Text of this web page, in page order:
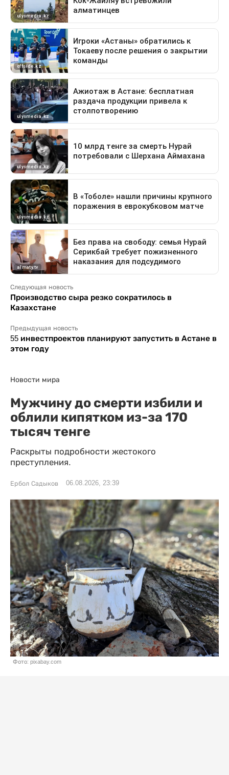
Следующая новость
Производство сыра резко сократилось в
Казахстане
Предыдущая новость
55 инвестпроектов планируют запустить в Астане в
этом году
Новости мира
Мужчину до смерти избили и
облили кипятком из-за 170
тысяч тенге
Раскрыты подробности жестокого
преступления.
Ербол Садыков 06.08.2026, 23:39
Фото: pixabay.com